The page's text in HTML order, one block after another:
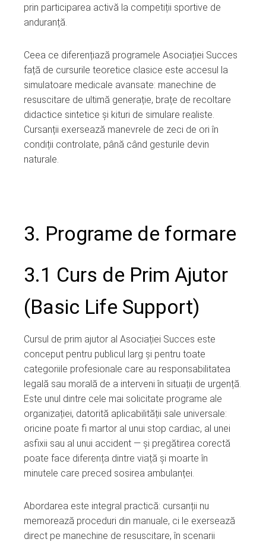
prin participarea activă la competiții sportive de
anduranță.
Ceea ce diferențiază programele Asociației Succes
față de cursurile teoretice clasice este accesul la
simulatoare medicale avansate: manechine de
resuscitare de ultimă generație, brațe de recoltare
didactice sintetice și kituri de simulare realiste.
Cursanții exersează manevrele de zeci de ori în
condiții controlate, până când gesturile devin
naturale.
3. Programe de formare
3.1 Curs de Prim Ajutor
(Basic Life Support)
Cursul de prim ajutor al Asociației Succes este
conceput pentru publicul larg și pentru toate
categoriile profesionale care au responsabilitatea
legală sau morală de a interveni în situații de urgență.
Este unul dintre cele mai solicitate programe ale
organizației, datorită aplicabilității sale universale:
oricine poate fi martor al unui stop cardiac, al unei
asfixii sau al unui accident — și pregătirea corectă
poate face diferența dintre viață și moarte în
minutele care preced sosirea ambulanței.
Abordarea este integral practică: cursanții nu
memorează proceduri din manuale, ci le exersează
direct pe manechine de resuscitare, în scenarii